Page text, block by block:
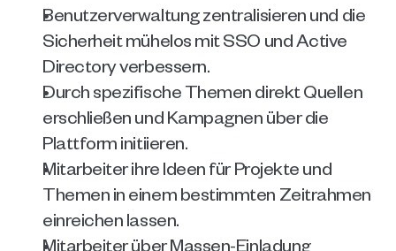
Benutzerverwaltung zentralisieren und die
Sicherheit mühelos mit SSO und Active
Directory verbessern.
Durch spezifische Themen direkt Quellen
erschließen und Kampagnen über die
Plattform initiieren.
Mitarbeiter ihre Ideen für Projekte und
Themen in einem bestimmten Zeitrahmen
einreichen lassen.
Mitarbeiter über Massen-Einladung